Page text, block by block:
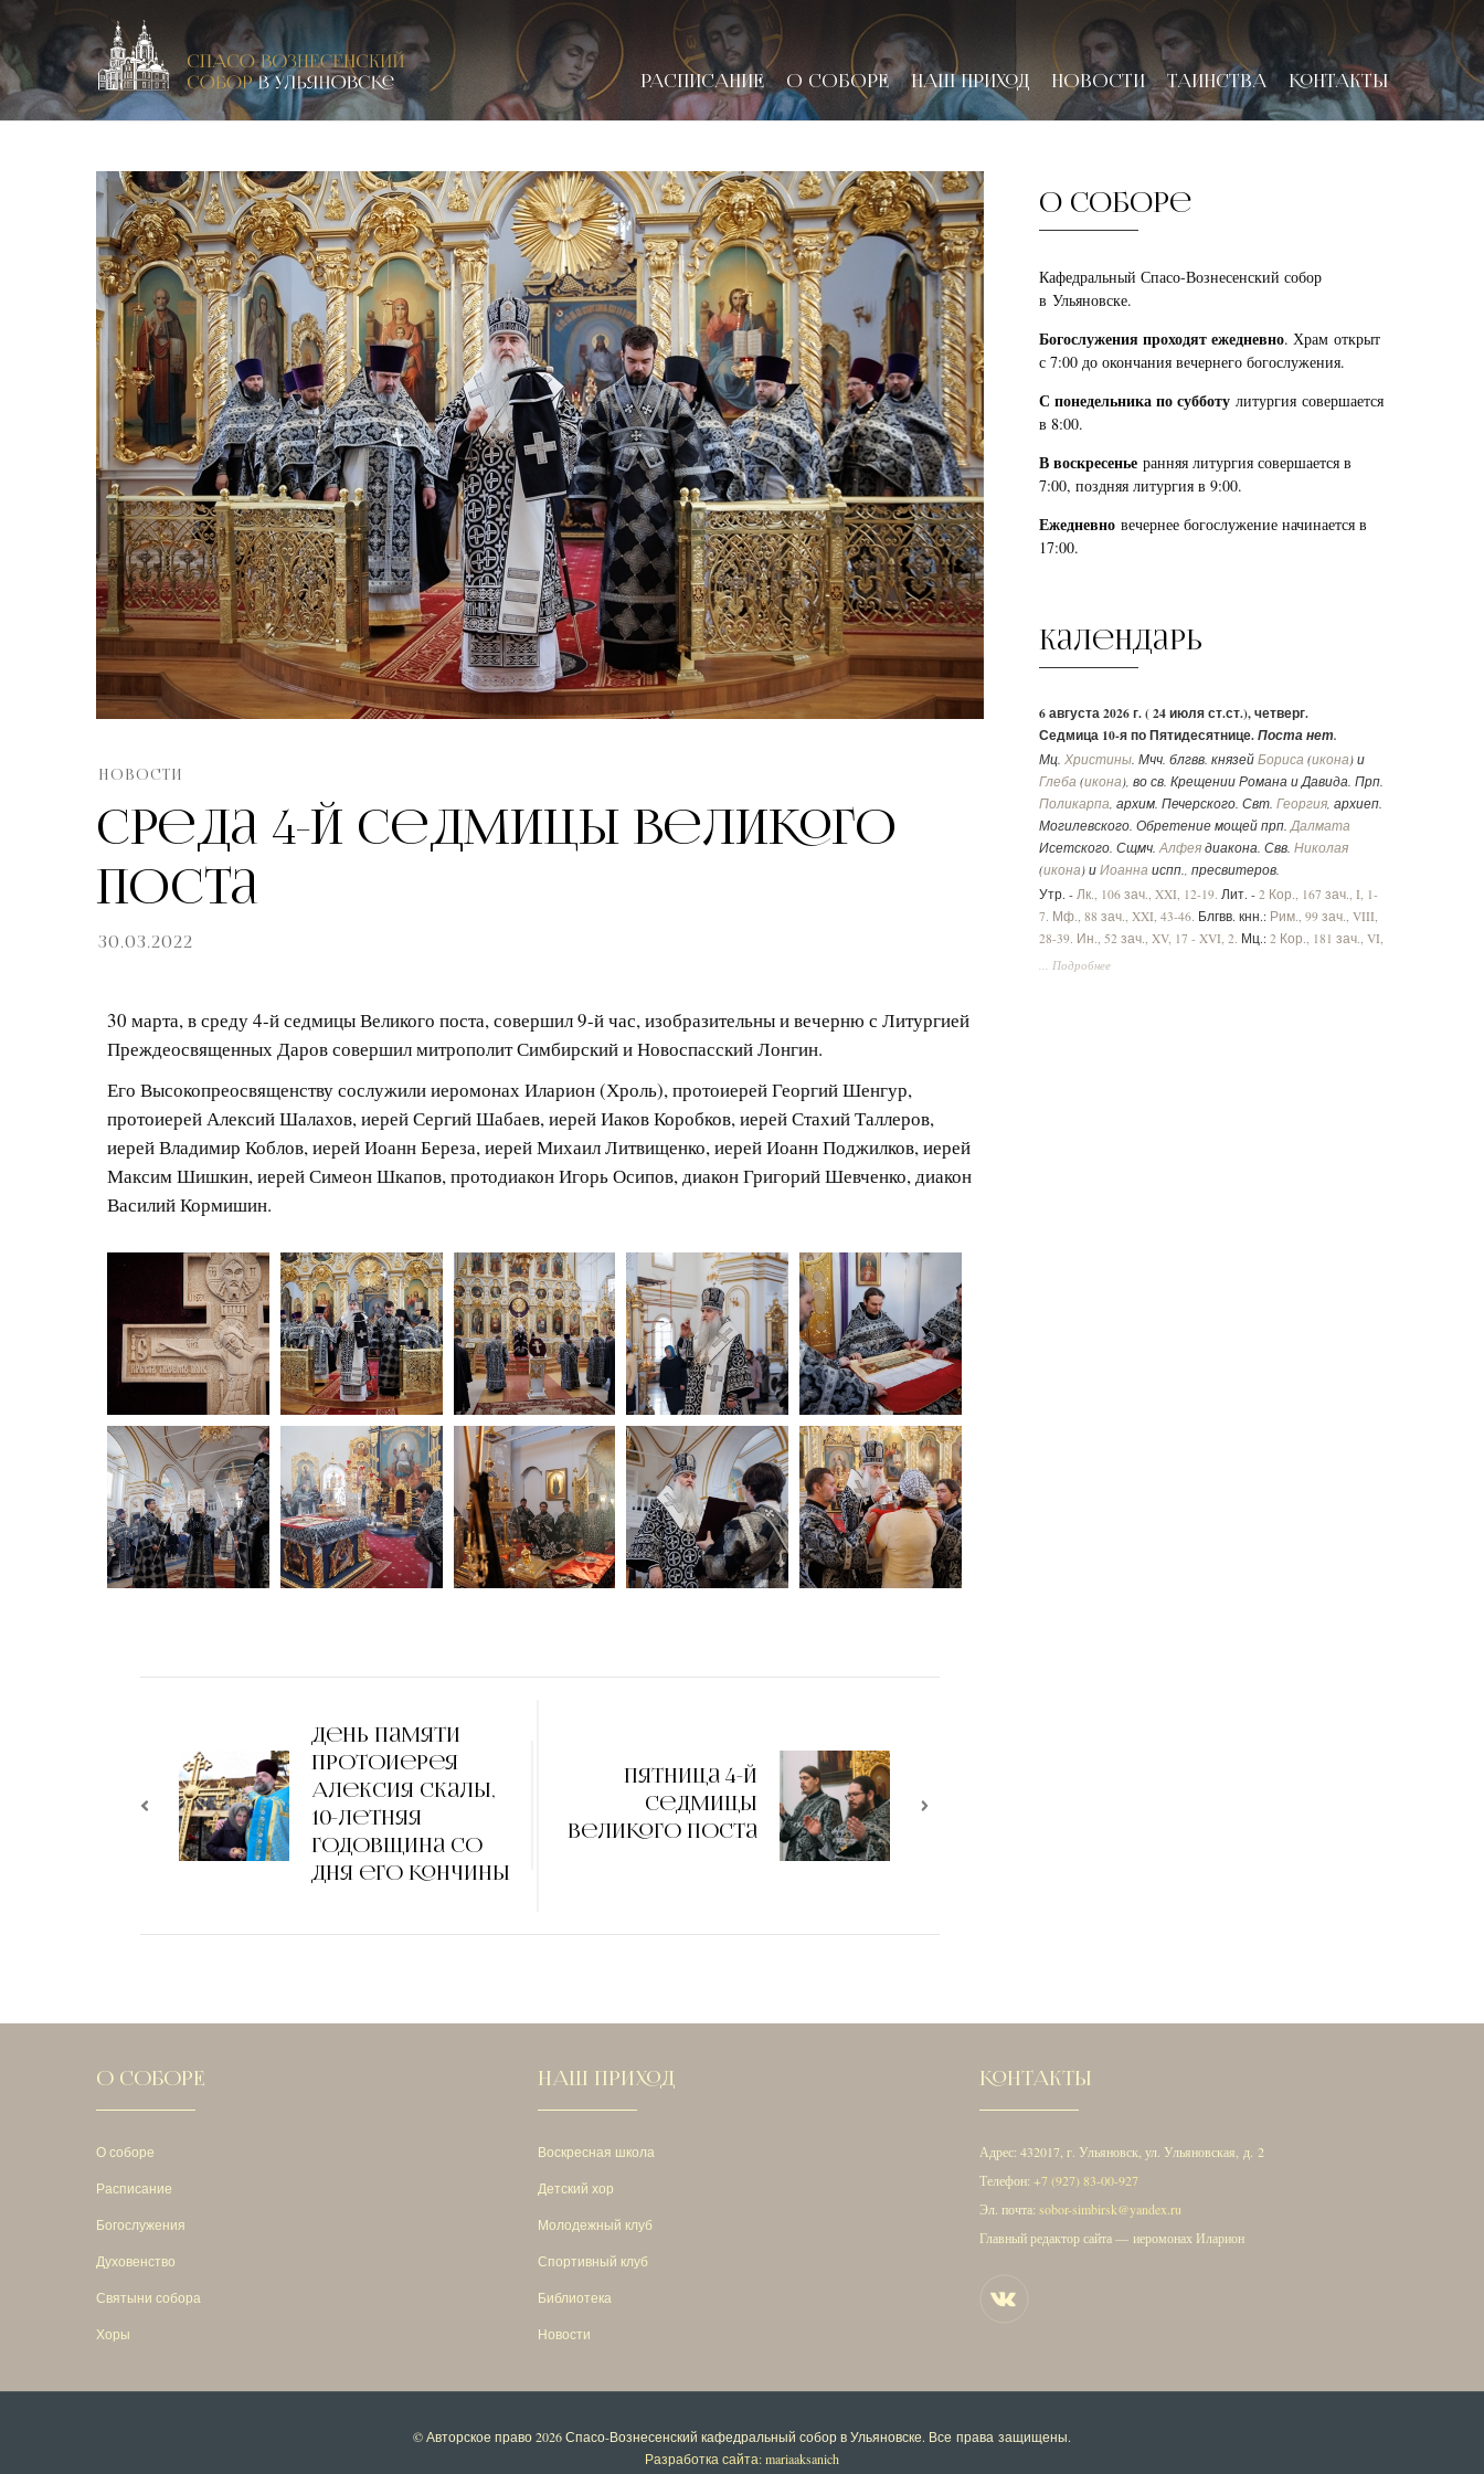
Спасо-Вознесенский кафедральный собор в Ульяновске
РАСПИСАНИЕ О СОБОРЕ НАШ ПРИХОД НОВОСТИ ТАИНСТВА КОНТАКТЫ
НОВОСТИ
Среда 4-й Седмицы Великого
поста
30.03.2022
30 марта, в среду 4-й седмицы Великого поста, совершил 9-й час, изобразительны и вечерню с Литургией
Преждеосвященных Даров совершил митрополит Симбирский и Новоспасский Лонгин.
Его Высокопреосвященству сослужили иеромонах Иларион (Хроль), протоиерей Георгий Шенгур,
протоиерей Алексий Шалахов, иерей Сергий Шабаев, иерей Иаков Коробков, иерей Стахий Таллеров,
иерей Владимир Коблов, иерей Иоанн Береза, иерей Михаил Литвищенко, иерей Иоанн Поджилков, иерей
Максим Шишкин, иерей Симеон Шкапов, протодиакон Игорь Осипов, диакон Григорий Шевченко, диакон
Василий Кормишин.
День памяти
протоиерея
Алексия Скалы,
10-летняя
годовщина со
дня его кончины
Пятница 4-й
Седмицы
Великого Поста
О соборе
Кафедральный Спасо-Вознесенский собор
в Ульяновске.
Богослужения проходят ежедневно. Храм открыт
с 7:00 до окончания вечернего богослужения.
С понедельника по субботулитургия совершается
в 8:00.
В воскресеньеранняя литургия совершается в
7:00, поздняя литургия в 9:00.
Ежедневновечернее богослужение начинается в
17:00.
Календарь
6 августа 2026 г. ( 24 июля ст.ст.), четверг.
Седмица 10-я по Пятидесятнице.Поста нет.
Мц.Христины. Мчч. блгвв. князейБориса (икона) и
Глеба (икона), во св. Крещении Романа и Давида. Прп.
Поликарпа, архим. Печерского. Свт.Георгия, архиеп.
Могилевского. Обретение мощей прп.Далмата
Исетского. Сщмч.Алфея диакона. Свв.Николая
(икона) иИоанна испп., пресвитеров.
Утр. -Лк., 106 зач., XXI, 12-19. Лит. -2 Кор., 167 зач., I, 1-
7. Мф., 88 зач., XXI, 43-46. Блгвв. кнн.: Рим., 99 зач., VIII,
28-39. Ин., 52 зач., XV, 17 - XVI, 2. Мц.:2 Кор., 181 зач., VI,
1-10. Лк., 33 зач., VII, 36-50
... Подробнее
О СОБОРЕ
О соборе
Расписание
Богослужения
Духовенство
Святыни собора
Хоры
НАШ ПРИХОД
Воскресная школа
Детский хор
Молодежный клуб
Спортивный клуб
Библиотека
Новости
КОНТАКТЫ
Адрес: 432017, г. Ульяновск, ул. Ульяновская, д. 2
Телефон: +7 (927) 83-00-927
Эл. почта: sobor-simbirsk@yandex.ru
Главный редактор сайта — иеромонах Иларион
© Авторское право 2026Спасо-Вознесенский кафедральный собор в Ульяновске. Все права защищены.
Разработка сайта: mariaaksanich